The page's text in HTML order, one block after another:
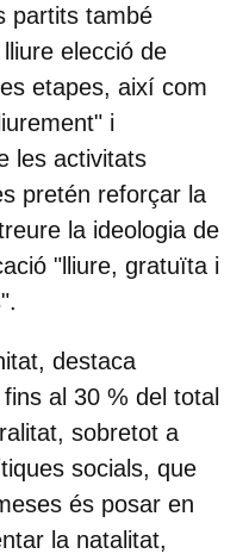
partits també
elecció de
etapes, així com
i
les activitats
pretén reforçar la
la ideologia de
"lliure, gratuïta i
destaca
al 30 % del total
sobretot a
socials, que
és posar en
la natalitat,